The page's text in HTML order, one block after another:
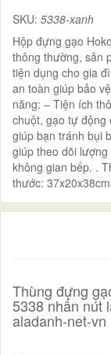
SKU: 5338-xanh
Hộp đựng gạo
thông thường, sản
tiện dụng cho gia
an toàn giúp bảo
năng: – Tiện ích
chuột, gạo tự động
giúp bạn tránh bụi
giúp theo dõi
không gian bếp. .
thước:
Thùng đựng
5338 nhấn nút
aladanh-net-vn